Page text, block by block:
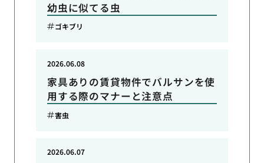
幼虫に似てる虫
ゴキブリ
家具ありの賃貸物件でバルサンを使
用する際のマナーと注意点
2026.06.08
害虫
2026.06.07